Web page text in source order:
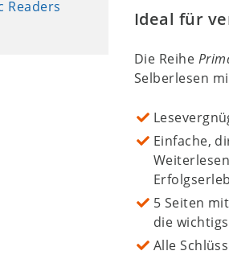
Readers
Ideal für
Die Reihe
Selberlesen
Einfache,
5 Seiten
die
Alle